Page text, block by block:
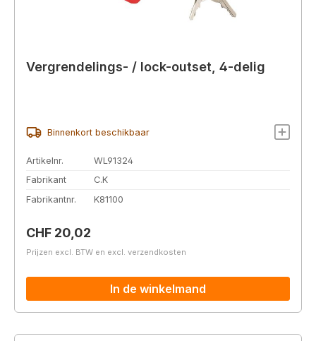
Vergrendelings- / lock-outset, 4-delig
Binnenkort beschikbaar
Artikelnr.
WL91324
Fabrikant
C.K
Fabrikantnr.
K81100
Normale prijs:
CHF 20,02
Prijzen excl. BTW en excl. verzendkosten
In de winkelmand